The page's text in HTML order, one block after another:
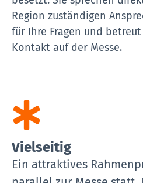
Region zuständigen
für Ihre Fragen und
Kontakt auf der Messe.
Vielseitig
Ein attraktives